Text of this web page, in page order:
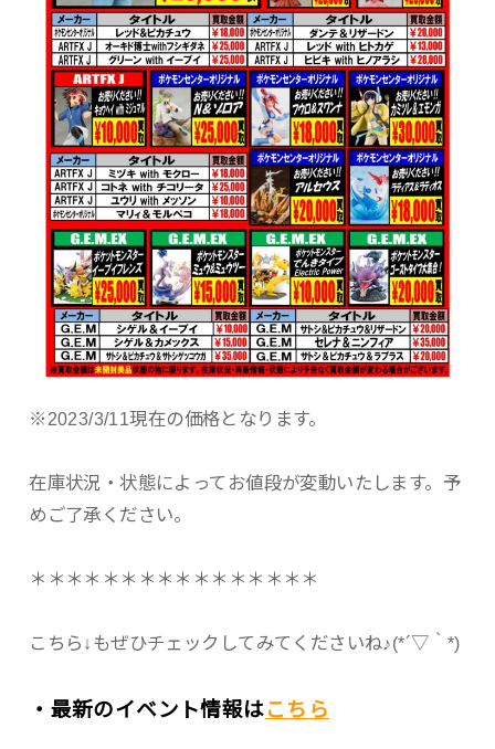
※2023/3/11現在の価格となります。
在庫状況・状態によってお値段が変動いたします。予
めご了承ください。
＊＊＊＊＊＊＊＊＊＊＊＊＊＊＊＊
こちら↓もぜひチェックしてみてくださいね♪(*´▽｀*)
・最新のイベント情報はこちら